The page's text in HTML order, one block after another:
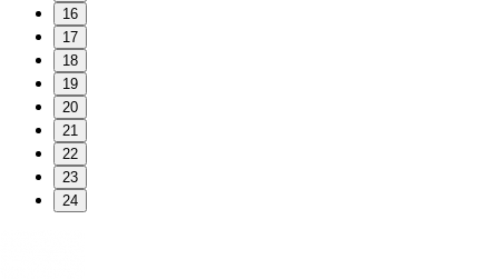
16
17
18
19
20
21
22
23
24